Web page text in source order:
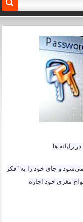
رایانه ها
می‌شود و جای خود را به "فکر
مغزی خود اجازه